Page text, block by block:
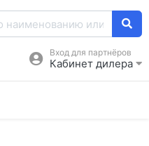
Вход для партнёров
Кабинет дилера